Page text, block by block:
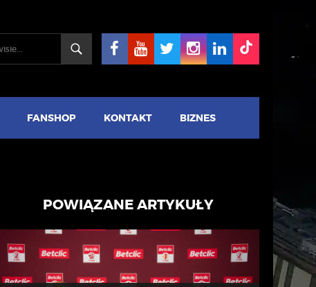
FANSHOP KONTAKT BIZNES
POWIĄZANE ARTYKUŁY